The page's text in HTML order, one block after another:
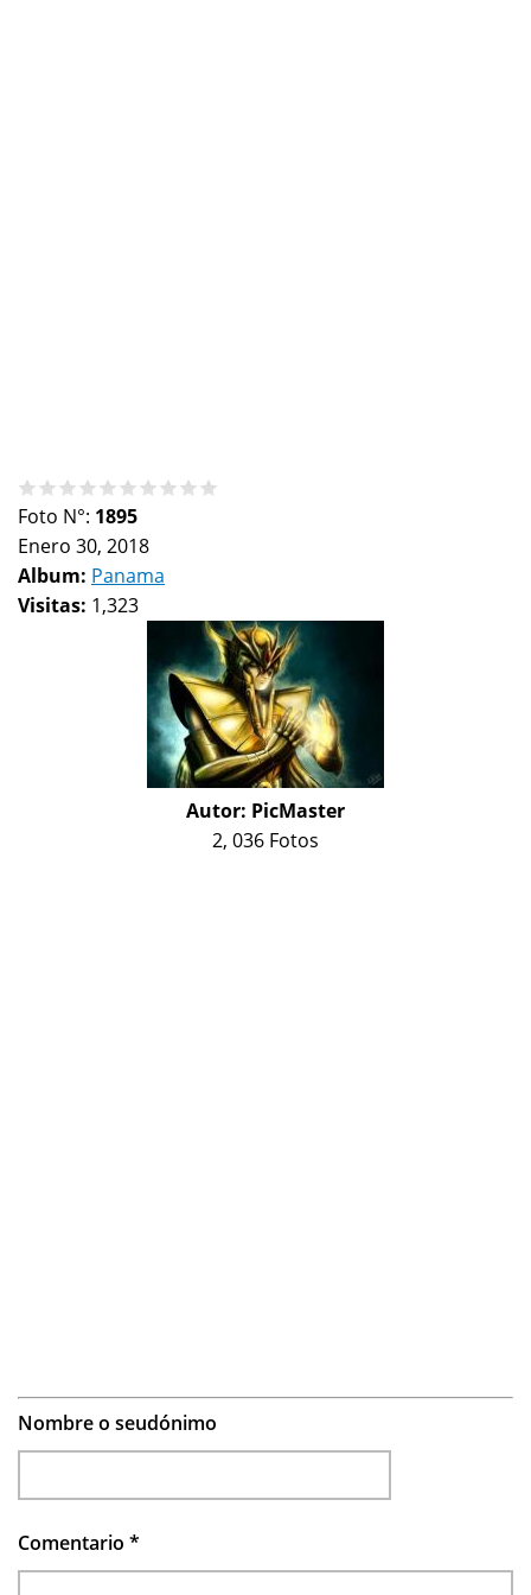
Foto N°: 1895
Enero 30, 2018
Album: Panama
Visitas: 1,323
Autor: PicMaster
2, 036 Fotos
Nombre o seudónimo
Comentario *